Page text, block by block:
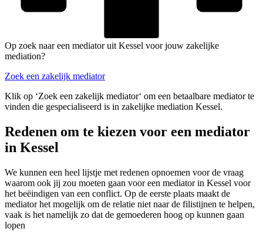
Op zoek naar een mediator uit Kessel voor jouw zakelijke
mediation?
Zoek een zakelijk mediator
Klik op ‘Zoek een zakelijk mediator‘ om een betaalbare mediator te
vinden die gespecialiseerd is in zakelijke mediation Kessel.
Redenen om te kiezen voor een mediator
in Kessel
We kunnen een heel lijstje met redenen opnoemen voor de vraag
waarom ook jij zou moeten gaan voor een mediator in Kessel voor
het beëindigen van een conflict. Op de eerste plaats maakt de
mediator het mogelijk om de relatie niet naar de filistijnen te helpen,
vaak is het namelijk zo dat de gemoederen hoog op kunnen gaan
lopen